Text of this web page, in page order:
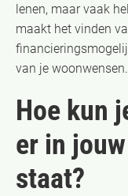
lenen, maar vaak
maakt het vinden
van je woonwensen.
Hoe kun
er in
staat?